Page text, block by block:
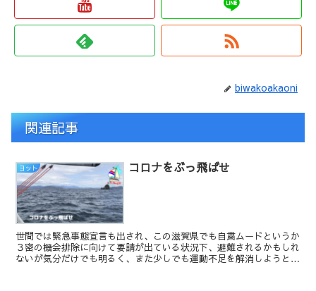
biwakoakaoni
関連記事
ヨット コロナをぶっ飛ばせ
世間では緊急事態宣言も出され、この滋賀県でも自粛ムードというか
３密の機会排除に向けて要請が出ている状況下、避難されるかもしれ
ないが気分だけでも明るく、また少しでも運動不足を解消しようとい